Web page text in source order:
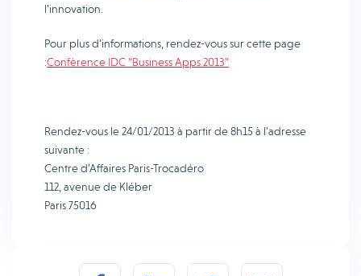
l’innovation.
Pour plus d’informations, rendez-vous sur cette page
:Confèrence IDC “Business Apps 2013”
Rendez-vous le 24/01/2013 à partir de 8h15 à l’adresse
suivante :
Centre d’Affaires Paris-Trocadéro
112, avenue de Kléber
Paris 75016